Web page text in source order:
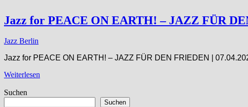
Jazz for PEACE ON EARTH! – JAZZ FÜR
Jazz Berlin
Jazz for PEACE ON EARTH! – JAZZ FÜR DEN FRIEDEN |
Weiterlesen
Suchen
Suchen